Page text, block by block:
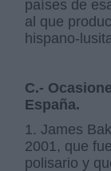
países de
al que
hispano-
C.-
España.
1. James
2001, que
polisario y